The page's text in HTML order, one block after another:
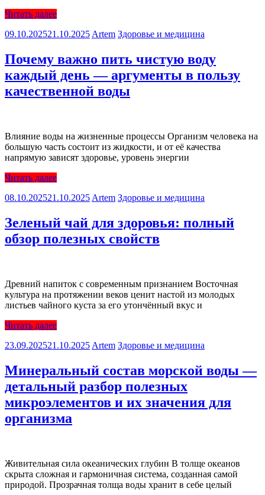
Читать далее
09.10.202521.10.2025 Artem Здоровье и медицина
Почему важно пить чистую воду
каждый день — аргументы в пользу
качественной воды
Влияние воды на жизненные процессы Организм человека на
большую часть состоит из жидкости, и от её качества
напрямую зависят здоровье, уровень энергии
Читать далее
08.10.202521.10.2025 Artem Здоровье и медицина
Зеленый чай для здоровья: полный
обзор полезных свойств
Древний напиток с современным признанием Восточная
культура на протяжении веков ценит настой из молодых
листьев чайного куста за его утончённый вкус и
Читать далее
23.09.202521.10.2025 Artem Здоровье и медицина
Минеральный состав морской воды —
детальный разбор полезных
микроэлементов и их значения для
организма
Живительная сила океанических глубин В толще океанов
скрыта сложная и гармоничная система, созданная самой
природой. Прозрачная толща воды хранит в себе целый